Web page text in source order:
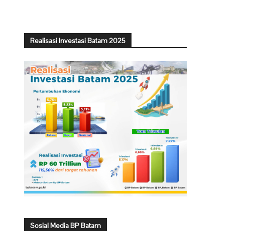
Realisasi Investasi Batam 2025
Sosial Media BP Batam